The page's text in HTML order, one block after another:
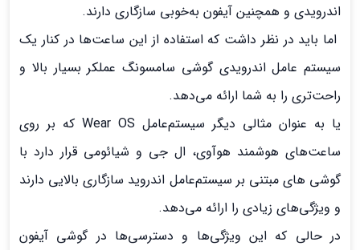
اندرویدی و همچنین آیفون به‌خوبی سازگاری دارند.
اما باید در نظر داشت که استفاده از این ساعت‌ها در کنار یک
سیستم عامل اندرویدی گوشی سامسونگ عملکر بسیار بالا و
راحت‌تری را به شما ارائه می‌دهد.
یا به عنوان مثالی دیگر سیستم‌عامل Wear OS که بر روی
ساعت‌های هوشمند هوآوی، ال جی و شیائومی قرار دارد با
گوشی های مبتنی بر سیستم‌عامل اندروید سازگاری بالایی دارند
و ویژگی‌های زیادی را ارائه می‌دهد.
در حالی که این ویژگی‌ها و دسترسی‌ها در گوشی آیفون